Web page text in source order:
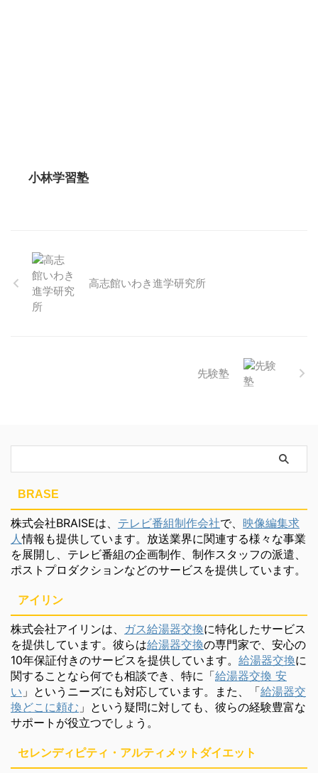
小林学習塾
高志館いわき進学研究所
先験塾
BRASE
株式会社BRAISEは、 テレビ番組制作会社で、 映像編集求
人情報も提供しています。放送業界に関連する様々な事業
を展開し、テレビ番組の企画制作、制作スタッフの派遣、
ポストプロダクションなどのサービスを提供しています。
アイリン
株式会社アイリンは、 ガス給湯器交換に特化したサービス
を提供しています。彼らは給湯器交換の専門家で、安心の
10年保証付きのサービスを提供しています。 給湯器交換に
関することなら何でも相談でき、特に「給湯器交換 安
い 」というニーズにも対応しています。また、「給湯器交
換どこに頼む 」という疑問に対しても、彼らの経験豊富な
サポートが役立つでしょう。
セレンディピティ・アルティメットダイエット